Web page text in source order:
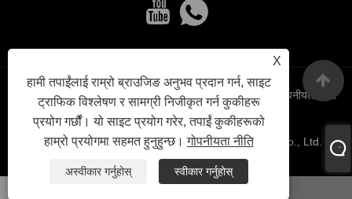
X
हामी तपाईंलाई राम्रो ब्राउजिङ अनुभव प्रदान गर्न, साइट
ट्राफिक विश्लेषण र सामग्री निजीकृत गर्न कुकीहरू
प्रयोग गर्छौं। यो साइट प्रयोग गरेर, तपाईं कुकीहरूको
हाम्रो प्रयोगमा सहमत हुनुहुन्छ।गोपनीयता नीति
अस्वीकार गर्नुहोस्
स्वीकार गर्नुहोस्
Links Sitemap RSS XML गोपनीयता नीति
प्रतिलिपि अधिकार © 2022 Yuhuan Clangsonic Ultrasonic Co., Ltd. सबै
अधिकार सुरक्षित।